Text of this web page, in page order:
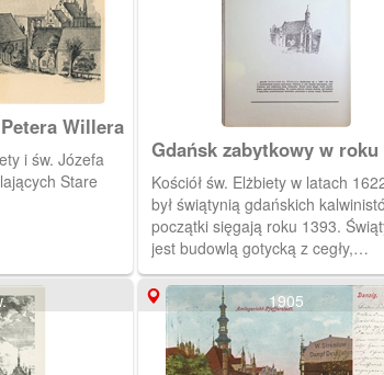
Willera
i św. Józefa
Stare
Gdańsk zabytkowy w roku
Kościół św. Elżbiety w latach
był świątynią gdańskich kalwinistów. Jej
początki sięgają roku 1393.
jest budowlą gotycką z cegły,
jednonawową, posiada jedną
osi, gwiaździste prezbiterium i
boczną kaplicę.
1905